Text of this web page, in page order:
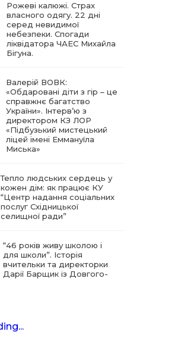
Рожеві калюжі. Страх
власного одягу. 22 дні
серед невидимої
небезпеки. Спогади
ліквідатора ЧАЕС Михайла
Бігуна.
Валерій ВОВК:
«Обдаровані діти з гір – це
справжнє багатство
України». Інтервʼю з
директором КЗ ЛОР
«Підбузький мистецький
ліцей імені Еммануїла
Миська»
Тепло людських сердець у
кожен дім: як працює КУ
“Центр надання соціальних
послуг Східницької
селищної ради”
“46 років живу школою і
для школи”. Історія
вчительки та директорки
Дарії Барщик із Довгого-
любові до дітей”. Інтерв’ю
з директором КЗ